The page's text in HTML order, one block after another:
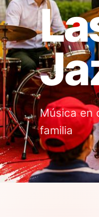
Música en
familia